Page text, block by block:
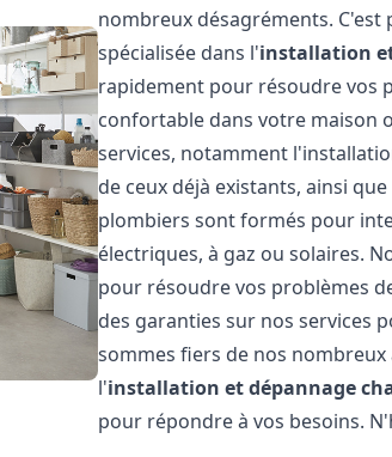
nombreux désagréments.
spécialisée dans l'installation
rapidement pour résoudre vos
confortable dans votre maison
services, notamment
de ceux déjà existants, ainsi
plombiers sont formés pour
électriques, à gaz ou solaires.
pour résoudre vos problèmes
des garanties sur nos services
sommes fiers de nos
l'installation et dépannage
pour répondre à vos besoins.